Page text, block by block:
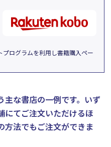
プログラムを利用し書籍購入ペー
な書店の一例です。 いず
にてご注文いただけるほ
方法でもご注文ができま